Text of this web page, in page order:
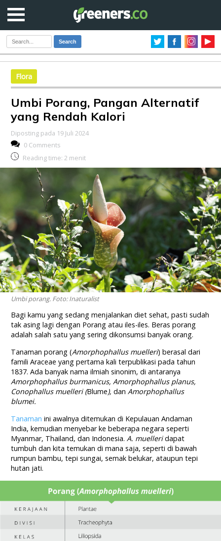
Search
Flora
Umbi Porang, Pangan Alternatif
yang Rendah Kalori
Diposting pada 19 Juli 2024
0 Comments
Reading time: 2 menit
Umbi porang. Foto: Inaturalist
Bagi kamu yang sedang menjalankan diet sehat, pasti sudah
tak asing lagi dengan Porang atau iles-iles. Beras porang
adalah salah satu yang sering dikonsumsi banyak orang.
Tanaman porang (Amorphophallus muelleri) berasal dari
famili Araceae yang pertama kali terpublikasi pada tahun
1837. Ada banyak nama ilmiah sinonim, di antaranya
Amorphophallus burmanicus, Amorphophallus planus,
Conophallus muelleri (Blume),dan Amorphophallus
blumei.
Tanaman ini awalnya ditemukan di Kepulauan Andaman
India, kemudian menyebar ke beberapa negara seperti
Myanmar, Thailand, dan Indonesia.A. muelleridapat
tumbuh dan kita temukan di mana saja, seperti di bawah
rumpun bambu, tepi sungai, semak belukar, ataupun tepi
hutan jati.